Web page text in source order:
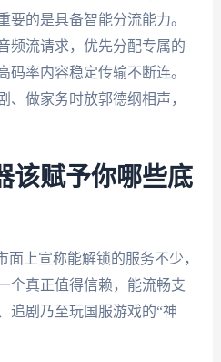
要的是具备智能分流能力。
频流请求，优先分配专属的
码率内容稳定传输不断连。
、做家务时放郭德纲相声，
该赋予你哪些底
面上宣称能解锁的服务不少，
个真正值得信赖，能流畅支
追剧乃至玩国服游戏的“神